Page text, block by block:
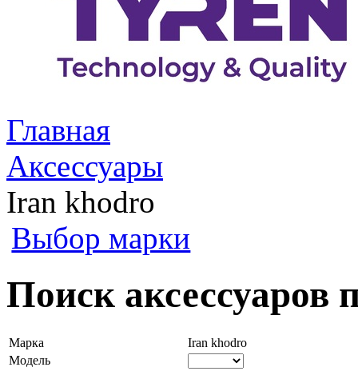
Главная
Аксессуары
Iran khodro
Выбор марки
Поиск
Марка
Iran khodro
Модель